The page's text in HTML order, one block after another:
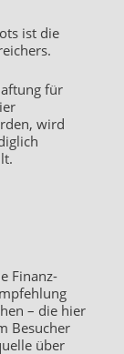
ist die
für
wird
Finanz-
– die hier
Besucher
über